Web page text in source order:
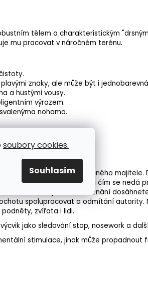
soubory cookies.
Souhlasím
tělem a charakteristickým
mu pracovat v náročném terénu.
znaky, ale může být i
a hustými vousy.
výrazem.
nohama.
a zejména zkušeného majitele.
ale není to nic, s čím se nedá
s dostatkem pamlsků a uznání
spolupracovat a odmítání autority.
zvířata i lidi.
jako sledování stop, nosework a
stimulace, jinak může propadnout